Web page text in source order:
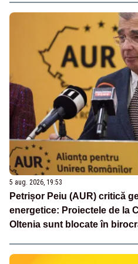
5 aug. 2026, 19:53
Petrișor Peiu (AUR) critică
energetice: Proiectele de la
Oltenia sunt blocate în